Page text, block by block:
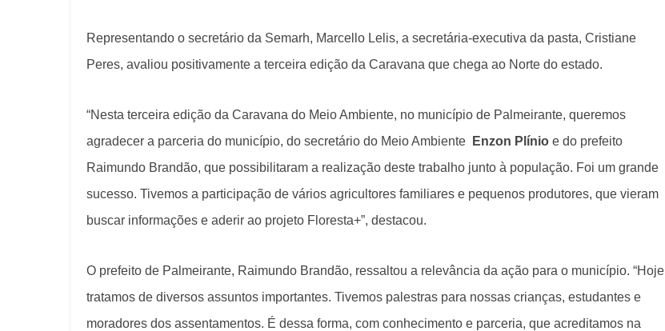
Representando o secretário da Semarh, Marcello Lelis, a secretária-executiva da pasta, Cristiane
Peres, avaliou positivamente a terceira edição da Caravana que chega ao Norte do estado.
“Nesta terceira edição da Caravana do Meio Ambiente, no município de Palmeirante, queremos
agradecer a parceria do município, do secretário do Meio Ambiente
Enzon Plínio e do prefeito
Raimundo Brandão, que possibilitaram a realização deste trabalho junto à população. Foi um grande
sucesso. Tivemos a participação de vários agricultores familiares e pequenos produtores, que vieram
buscar informações e aderir ao projeto Floresta+”, destacou.
O prefeito de Palmeirante, Raimundo Brandão, ressaltou a relevância da ação para o município. “Hoje
tratamos de diversos assuntos importantes. Tivemos palestras para nossas crianças, estudantes e
moradores dos assentamentos. É dessa forma, com conhecimento e parceria, que acreditamos na